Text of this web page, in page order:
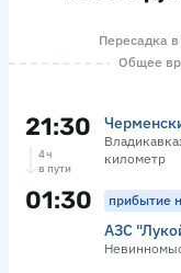
Пересадка
Общее
21:30
километр
4 ч
в пути
01:30 прибытие
АЗС